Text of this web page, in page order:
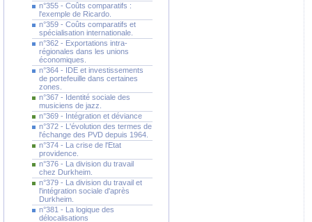
n°355 - Coûts comparatifs :
l'exemple de Ricardo.
n°359 - Coûts comparatifs et
spécialisation internationale.
n°362 - Exportations intra-
régionales dans les unions
économiques.
n°364 - IDE et investissements
de portefeuille dans certaines
zones.
n°367 - Identité sociale des
musiciens de jazz.
n°369 - Intégration et déviance
n°372 - L'évolution des termes de
l'échange des PVD depuis 1964.
n°374 - La crise de l'Etat
providence.
n°376 - La division du travail
chez Durkheim.
n°379 - La division du travail et
l'intégration sociale d'après
Durkheim.
n°381 - La logique des
délocalisations